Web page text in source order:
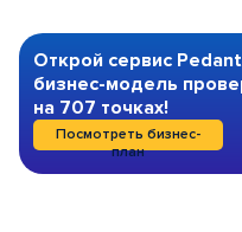
Открой сервис
бизнес-модель
на 707 точках!
Посмотреть бизнес-
план